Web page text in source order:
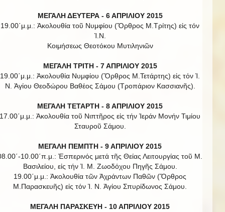
ΜΕΓΑΛΗ ΔΕΥΤΕΡΑ - 6 ΑΠΡΙΛΙΟΥ 2015
19.00΄μ.μ.: Ἀκολουθία τοῦ Νυμφίου (Ὄρθρος Μ.Τρίτης) εἰς τόν
Ἱ.Ν.
Κοιμήσεως Θεοτόκου Μυτιληνιῶν
ΜΕΓΑΛΗ ΤΡΙΤΗ - 7 ΑΠΡΙΛΙΟΥ 2015
19.00΄μ.μ.: Ἀκολουθία Νυμφίου (Ὄρθρος Μ.Τετάρτης) εἰς τόν Ἱ.
Ν. Ἁγίου Θεοδώρου Βαθέος Σάμου (Τροπάριον Κασσιανῆς).
ΜΕΓΑΛΗ ΤΕΤΑΡΤΗ - 8 ΑΠΡΙΛΙΟΥ 2015
17.00΄μ.μ.: Ἀκολουθία τοῦ Νιπτῆρος εἰς τήν Ἱεράν Μονήν Τιμίου
Σταυροῦ Σάμου.
ΜΕΓΑΛΗ ΠΕΜΠΤΗ - 9 ΑΠΡΙΛΙΟΥ 2015
10.00΄π.μ.: Ἑσπερινός μετά τῆς Θείας Λειτουργίας τοῦ Μ.
Βασιλείου, εἰς τήν Ἱ. Μ. Ζωοδόχου Πηγῆς Σάμου.
19.00΄μ.μ.: Ἀκολουθία τῶν Ἀχράντων Παθῶν (Ὄρθρος
Μ.Παρασκευῆς) εἰς τόν Ἱ. Ν. Ἁγίου Σπυρίδωνος Σάμου.
ΜΕΓΑΛΗ ΠΑΡΑΣΚΕΥΗ - 10 ΑΠΡΙΛΙΟΥ 2015